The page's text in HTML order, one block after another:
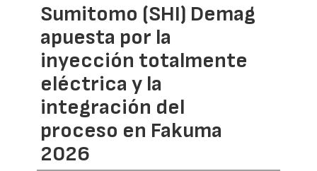
Sumitomo (SHI) Demag
apuesta por la
inyección totalmente
eléctrica y la
integración del
proceso en Fakuma
2026